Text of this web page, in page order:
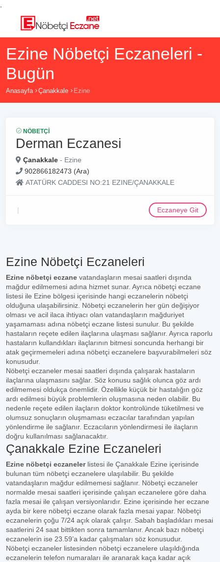
Ezine Nöbetçi Eczaneleri -
Bugün
Anasayfa Çanakkale Ezine
NÖBETÇI
Derman Eczanesi
Çanakkale - Ezine
902866182473 (Ara)
ATATÜRK CADDESI NO:21 EZINE/ÇANAKKALE
Eczaneye Git
Ezine Nöbetçi Eczaneleri
Ezine nöbetçi eczane vatandaşların mesai saatleri dışında
mağdur edilmemesi adına hizmet sunar. Ayrıca nöbetçi eczane
listesi ile Ezine bölgesi içerisinde hangi eczanelerin nöbetçi
olduğuna ulaşabilirsiniz. Nöbetçi eczanelerin her gün değişiyor
olması ve acil ilaca ihtiyacı olan vatandaşların mağduriyet
yaşamaması adına nöbetçi eczane listesi sunulur. Bu şekilde
hastaların reçete edilen ilaçlarına ulaşması sağlanır. Ayrıca raporlu
hastaların kullandıkları ilaçlarının bitmesi soncunda herhangi bir
atak geçirmemeleri adına nöbetçi eczanelere başvurabilmeleri söz
konusudur.
Nöbetçi eczaneler mesai saatleri dışında çalışarak hastaların
ilaçlarına ulaşmasını sağlar. Söz konusu sağlık olunca göz ardı
edilmemesi oldukça önemlidir. Özellikle küçük bir hastalığın göz
ardı edilmesi büyük problemlerin oluşmasına neden olabilir. Bu
nedenle reçete edilen ilaçların doktor kontrolünde tüketilmesi ve
olumsuz sonuçların oluşmaması eczacılar tarafından yapılan
yönlendirme ile sağlanır. Eczacıların yönlendirmesi ile ilaçların
doğru kullanılması sağlanacaktır.
Çanakkale Ezine Eczaneleri
Ezine nöbetçi eczanelerlistesi ile Çanakkale Ezine içerisinde
bulunan tüm nöbetçi eczanelere ulaşılabilir. Bu şekilde
vatandaşların mağdur edilmemesi sağlanır. Nöbetçi eczaneler
normalde mesai saatleri içerisinde çalışan eczanelere göre daha
fazla mesai ile çalışan versiyonlarıdır. Ezine içerisinde her eczane
ayda bir kere nöbetçi eczane olarak fazla mesai yapar. Nöbetçi
eczanelerin çoğu 7/24 açık olarak çalışır. Sabah başladıkları mesai
saatlerini 24 saat bittikten sonra tamamlanır. Ancak bazı nöbetçi
eczanelerin ise 23.59’a kadar çalışmaları söz konusudur.
Nöbetçi eczaneler listesinden nöbetçi eczanelere ulaşıldığında
eczanelerin telefon numaraları ile aranarak kaça kadar açık